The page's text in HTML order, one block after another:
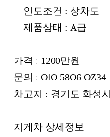
인도조건 : 상차도
제품상태 : A급
가격 : 1200만원
문의 : OlO 58O6 OZ34
차고지 : 경기도 화성
지게차 상세정보